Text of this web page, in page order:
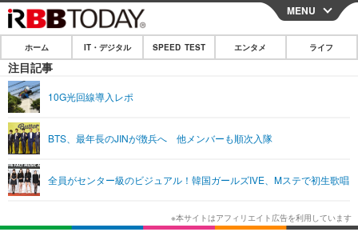
CLOSE
ホーム
IT・デジタル
ショッピング その他
SPEED TEST
エンタメ
エンタメTOP 映画・ドラマ
韓国・芸能
ライフ
ライフTOP グルメ
リリース一覧
MENU
ホーム IT・デジタル SPEED TEST エンタメ ライフ
注目記事
10G光回線導入レポ
BTS、最年長のJINが徴兵へ 他メンバーも順次入隊
全員がセンター級のビジュアル！韓国ガールズIVE、Mステで初生歌唱